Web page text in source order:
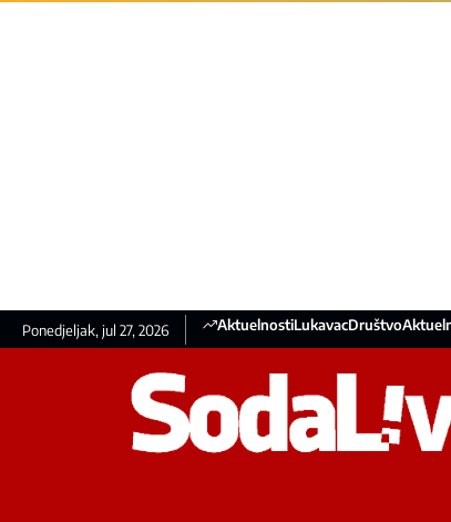
Ponedjeljak, jul 27, 2026 AktuelnostiLukavacDruštvo